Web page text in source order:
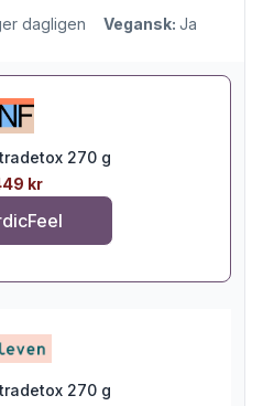
dagligen Vegansk: Ja
270 g
kr
270 g